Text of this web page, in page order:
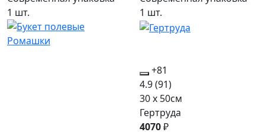
1 шт.
1 шт.
+81
4.9(91)
30 x 50см
Гертруда
4070₽